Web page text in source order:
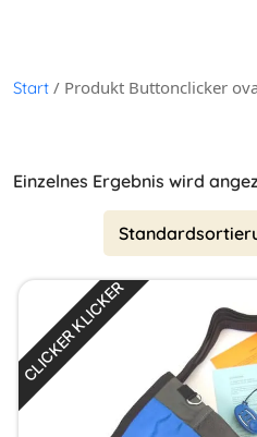
Start / Produkt Buttonclicker
Einzelnes Ergebnis wird
CLICKER KLICKER